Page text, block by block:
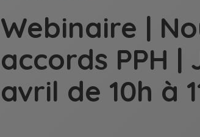
Webinaire |
accords PPH |
avril de 10h à